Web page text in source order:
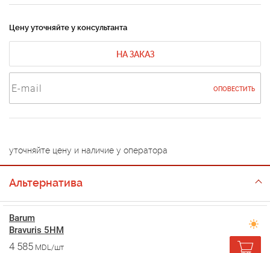
Цену уточняйте у консультанта
НА ЗАКАЗ
ОПОВЕСТИТЬ
уточняйте цену и наличие у оператора
Альтернатива
Barum
Bravuris 5HM
4 585 MDL/шт